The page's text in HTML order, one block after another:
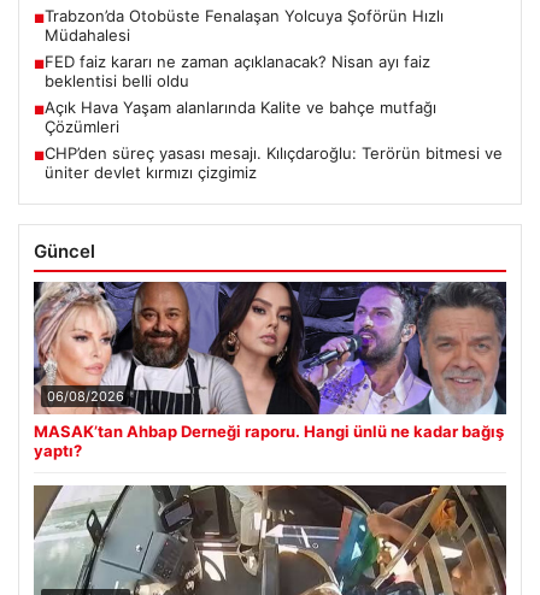
■Trabzon’da Otobüste Fenalaşan Yolcuya Şoförün Hızlı
Müdahalesi
■FED faiz kararı ne zaman açıklanacak? Nisan ayı faiz
beklentisi belli oldu
■Açık Hava Yaşam alanlarında Kalite ve bahçe mutfağı
Çözümleri
■CHP’den süreç yasası mesajı. Kılıçdaroğlu: Terörün bitmesi ve
üniter devlet kırmızı çizgimiz
Güncel
06/08/2026
MASAK’tan Ahbap Derneği raporu. Hangi ünlü ne kadar bağış
yaptı?